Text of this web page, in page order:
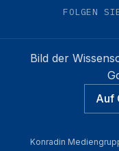
FOLGEN
Bild der
Auf
Konradin